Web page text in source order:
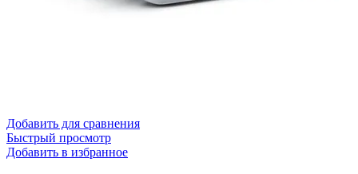
Добавить для сравнения
Быстрый просмотр
Добавить в избранное